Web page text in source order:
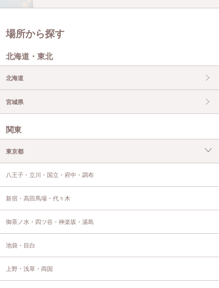
場所から探す
北海道・東北
北海道
宮城県
関東
東京都
八王子・立川・国立・府中・調布
新宿・高田馬場・代々木
御茶ノ水・四ツ谷・神楽坂・湯島
池袋・目白
上野・浅草・両国